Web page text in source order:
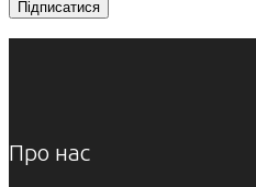
Про нас